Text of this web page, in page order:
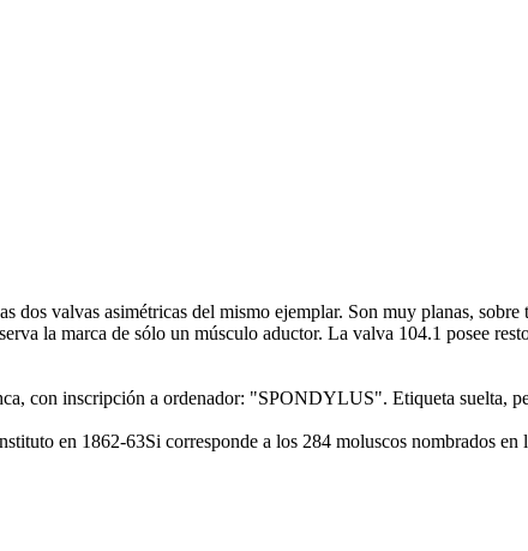
valvas asimétricas del mismo ejemplar. Son muy planas,
la marca de sólo un músculo aductor. La valva 104.1 posee
con inscripción a ordenador: "SPONDYLUS". Etiqueta
en 1862-63Si corresponde a los 284 moluscos nombrados